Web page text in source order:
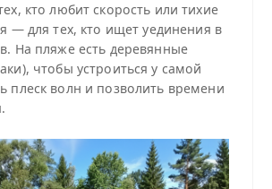
кто любит скорость или тихие
— для тех, кто ищет уединения в
На пляже есть деревянные
чтобы устроиться у самой
плеск волн и позволить времени